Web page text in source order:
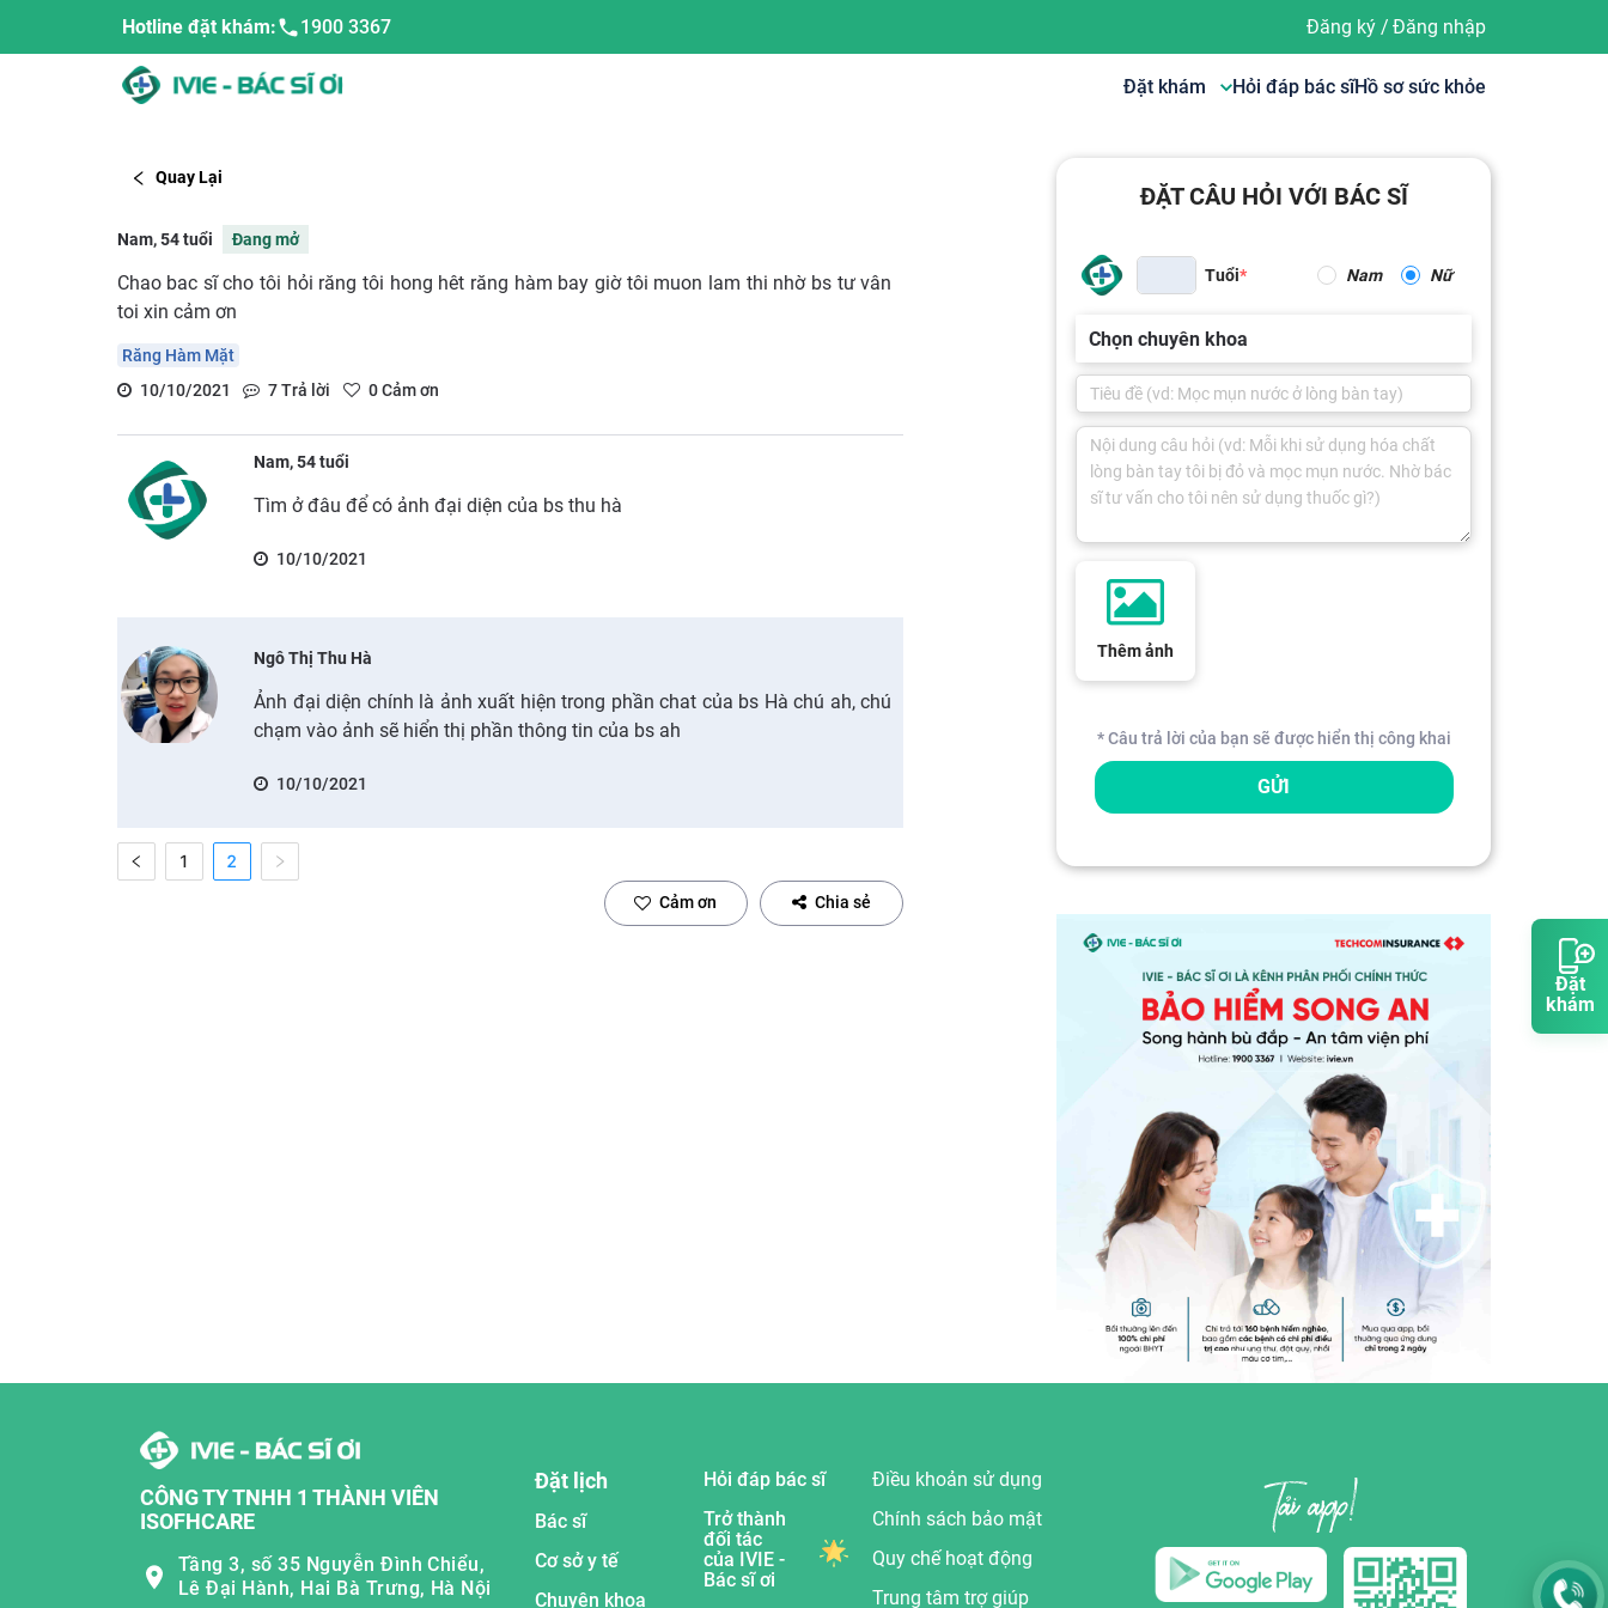
Đặt
khám
Hotline đặt khám: 1900 3367 Đăng ký/ Đăng nhập
Đặt khám Hỏi đáp bác sĩHồ sơ sức khỏe
Quay Lại
Nam, 54 tuổi Đang mở
Chao bac sĩ cho tôi hỏi răng tôi hong hêt răng hàm bay giờ tôi muon lam thi nhờ bs tư vân
toi xin cảm ơn
Răng Hàm Mặt
10/10/2021
7Trả lời 0Cảm ơn
Nam, 54 tuổi
Tìm ở đâu để có ảnh đại diện của bs thu hà
10/10/2021
Ngô Thị Thu Hà
Ảnh đại diện chính là ảnh xuất hiện trong phần chat của bs Hà chú ah, chú
chạm vào ảnh sẽ hiển thị phần thông tin của bs ah
10/10/2021
1 2
Cảm ơn Chia sẻ
ĐẶT CÂU HỎI VỚI BÁC SĨ
Tuổi Nam Nữ
Chọn chuyên khoa
Thêm ảnh
* Câu trả lời của bạn sẽ được hiển thị công khai
GỬI
CÔNG TY TNHH 1 THÀNH VIÊN
ISOFHCARE
Tầng 3, số 35 Nguyễn Đình Chiểu,
Lê Đại Hành, Hai Bà Trưng, Hà Nội
Đặt lịch
Bác sĩ
Cơ sở y tế
Chuyên khoa
Hỏi đáp bác sĩ
Trở thành
đối tác
của IVIE -
Bác sĩ ơi
Điều khoản sử dụng
Chính sách bảo mật
Quy chế hoạt động
Trung tâm trợ giúp